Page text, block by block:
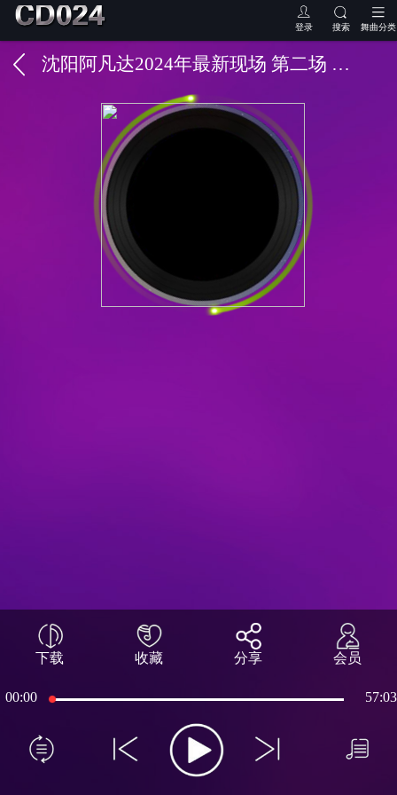
登录 搜索 舞曲分类
沈阳阿凡达2024年最新现场 第二场 DJ二曼 MC托尼
下载 收藏 分享 会员
00:00 57:03